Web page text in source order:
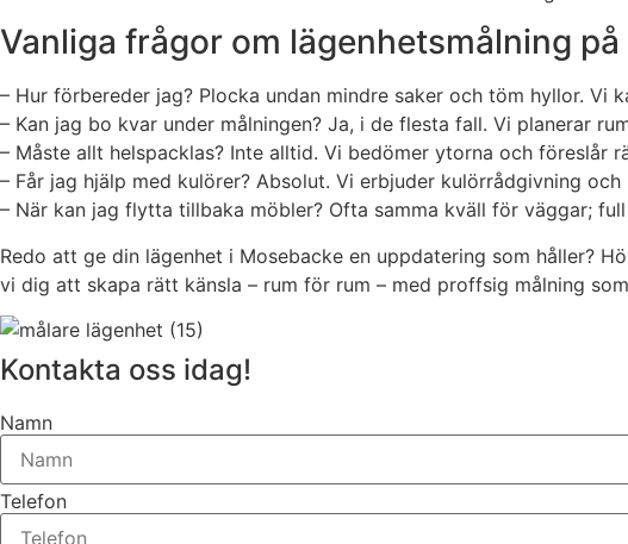
Vanliga frågor om lägenhetsmålning
– Hur förbereder jag? Plocka undan mindre saker och töm hyllor.
– Kan jag bo kvar under målningen? Ja, i de flesta fall. Vi planerar
– Måste allt helspacklas? Inte alltid. Vi bedömer ytorna och föreslår
– Får jag hjälp med kulörer? Absolut. Vi erbjuder kulörrådgivning
– När kan jag flytta tillbaka möbler? Ofta samma kväll för väggar;
Redo att ge din lägenhet i Mosebacke en uppdatering som håller?
vi dig att skapa rätt känsla – rum för rum – med proffsig målning
Kontakta oss idag!
Namn
Telefon